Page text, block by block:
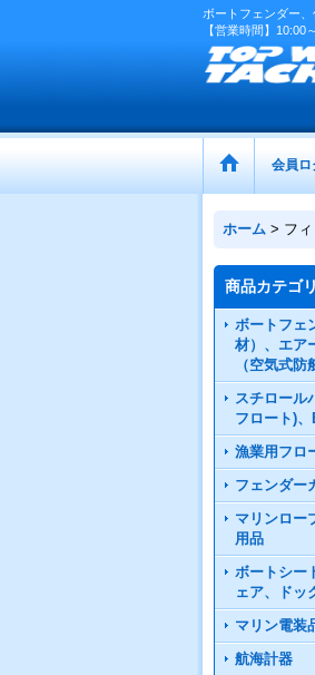
ボートフェンダー
【営業時間】10:00
会員ロ
ホーム > フ
商品カテゴ
ボートフェ
材）、エア
（空気式防
スチロール
フロート)
漁業用フロ
フェンダー
マリンロー
用品
ボートシー
ェア、ドッ
マリン電
航海計器